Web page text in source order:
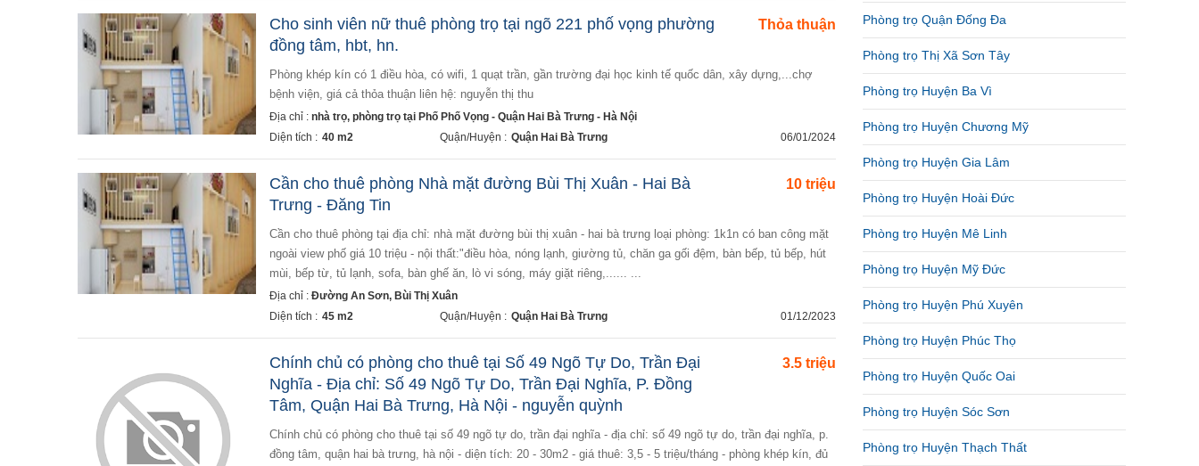
Thỏa thuận
Cho sinh viên nữ thuê phòng trọ tại ngõ 221 phố vọng phường
đồng tâm, hbt, hn.
phòng khép kín có 1 điều hòa, có wifi, 1 quạt trần, gần trường đại học kinh tế quốc dân, xây dựng,...chợ
bệnh viện, giá cả thỏa thuận liên hệ: nguyễn thị thu
Địa chỉ : nhà trọ, phòng trọ tại Phố Phố Vọng - Quận Hai Bà Trưng - Hà Nội
Diện tích : 40 m2 Quận/Huyện : Quận Hai Bà Trưng 06/01/2024
10 triệu
Cần cho thuê phòng Nhà mặt đường Bùi Thị Xuân - Hai Bà
Trưng - Đăng Tin
cần cho thuê phòng tại địa chỉ: nhà mặt đường bùi thị xuân - hai bà trưng loại phòng: 1k1n có ban công mặt
ngoài view phố giá 10 triệu - nội thất:"điều hòa, nóng lạnh, giường tủ, chăn ga gối đệm, bàn bếp, tủ bếp, hút
mùi, bếp từ, tủ lạnh, sofa, bàn ghế ăn, lò vi sóng, máy giặt riêng,...... ...
Địa chỉ : Đường An Sơn, Bùi Thị Xuân
Diện tích : 45 m2 Quận/Huyện : Quận Hai Bà Trưng 01/12/2023
3.5 triệu
Chính chủ có phòng cho thuê tại Số 49 Ngõ Tự Do, Trần Đại
Nghĩa - Địa chỉ: Số 49 Ngõ Tự Do, Trần Đại Nghĩa, P. Đồng
Tâm, Quận Hai Bà Trưng, Hà Nội - nguyễn quỳnh
chính chủ có phòng cho thuê tại số 49 ngõ tự do, trần đại nghĩa - địa chỉ: số 49 ngõ tự do, trần đại nghĩa, p.
đồng tâm, quận hai bà trưng, hà nội - diện tích: 20 - 30m2 - giá thuê: 3,5 - 5 triệu/tháng - phòng khép kín, đủ
Phòng trọ Quận Đống Đa
Phòng trọ Thị Xã Sơn Tây
Phòng trọ Huyện Ba Vì
Phòng trọ Huyện Chương Mỹ
Phòng trọ Huyện Gia Lâm
Phòng trọ Huyện Hoài Đức
Phòng trọ Huyện Mê Linh
Phòng trọ Huyện Mỹ Đức
Phòng trọ Huyện Phú Xuyên
Phòng trọ Huyện Phúc Thọ
Phòng trọ Huyện Quốc Oai
Phòng trọ Huyện Sóc Sơn
Phòng trọ Huyện Thạch Thất